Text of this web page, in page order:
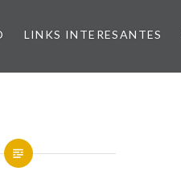
LINKS INTERESANTES